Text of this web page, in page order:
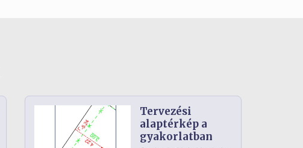
Tervezési
alaptérkép a
gyakorlatban